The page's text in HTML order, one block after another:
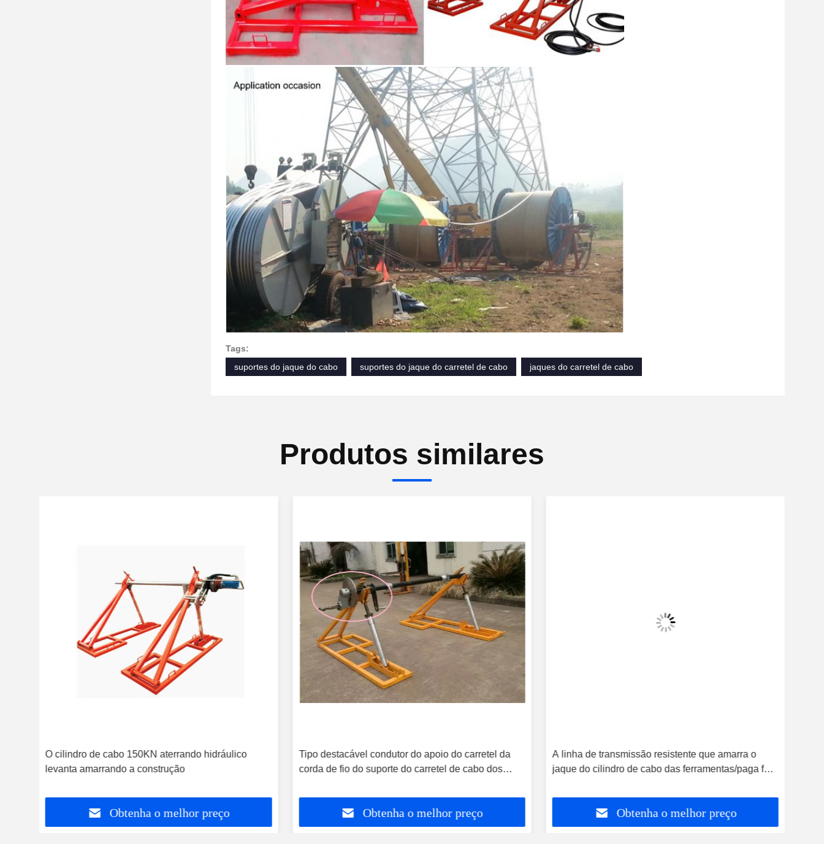
Tags:
suportes do jaque do cabo
suportes do jaque do carretel de cabo jaques do carretel de cabo
Produtos similares
O cilindro de cabo 150KN aterrando hidráulico
levanta amarrando a construção
Obtenha o melhor preço
Tipo destacável condutor do apoio do carretel da
corda de fio do suporte do carretel de cabo dos
Obtenha o melhor preço
A linha de transmissão resistente que amarra o
jaque do cilindro de cabo das ferramentas/paga fora
Obtenha o melhor preço